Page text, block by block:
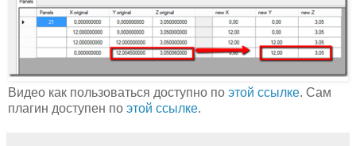
Видео как пользоваться доступно по этой ссылке. Сам
плагин доступен по этой ссылке.